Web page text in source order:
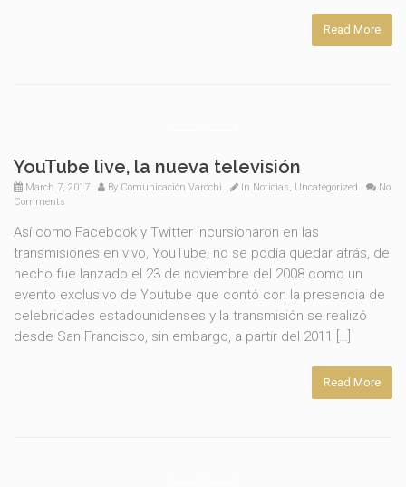
Read More
YouTube live, la nueva televisión
March 7, 2017 By Comunicación Varochi In Noticias, Uncategorized
No
Comments
Así como Facebook y Twitter incursionaron en las
transmisiones en vivo, YouTube, no se podía quedar atrás, de
hecho fue lanzado el 23 de noviembre del 2008 como un
evento exclusivo de Youtube que contó con la presencia de
celebridades estadounidenses y la transmisión se realizó
desde San Francisco, sin embargo, a partir del 2011 […]
Read More